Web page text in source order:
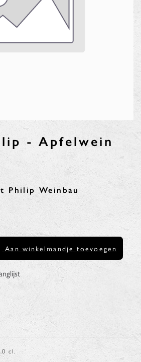
- Apfelwein
Philip Weinbau
Aan winkelmandje toevoegen
cl.